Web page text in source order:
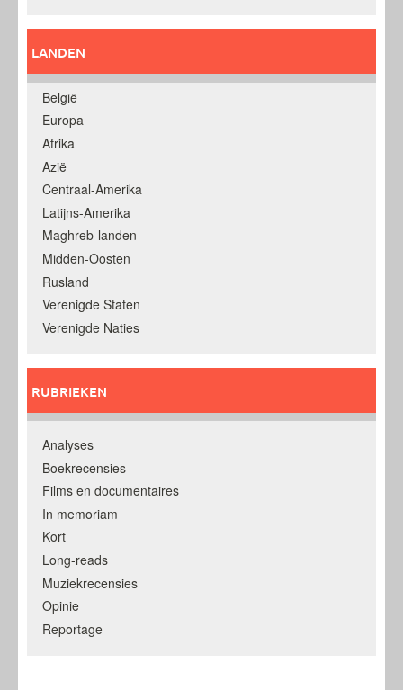
LANDEN
België
Europa
Afrika
Azië
Centraal-Amerika
Latijns-Amerika
Maghreb-landen
Midden-Oosten
Rusland
Verenigde Staten
Verenigde Naties
RUBRIEKEN
Analyses
Boekrecensies
Films en documentaires
In memoriam
Kort
Long-reads
Muziekrecensies
Opinie
Reportage